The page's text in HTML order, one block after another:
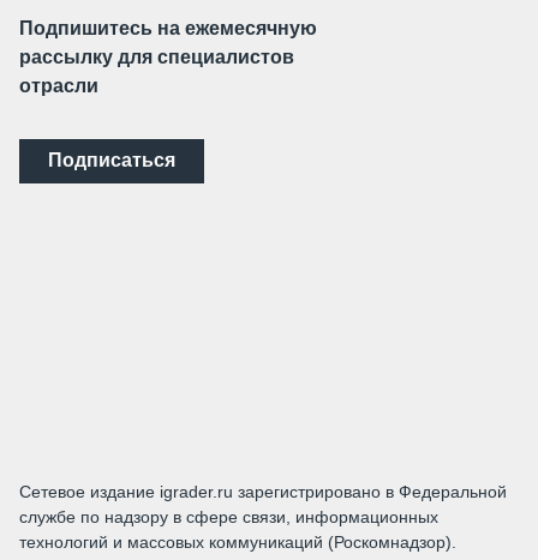
Подпишитесь на ежемесячную
рассылку для специалистов
отрасли
Подписаться
Сетевое издание igrader.ru зарегистрировано в Федеральной
службе по надзору в сфере связи, информационных
технологий и массовых коммуникаций (Роскомнадзор).